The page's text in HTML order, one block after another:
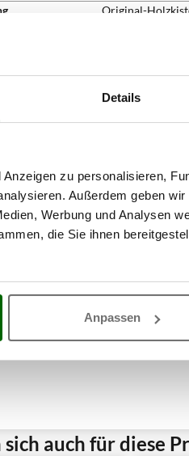
Details
zu personalisieren,
Außerdem geben
Werbung und Analysen
die Sie ihnen
Anpassen
Original-
ja
auch für diese